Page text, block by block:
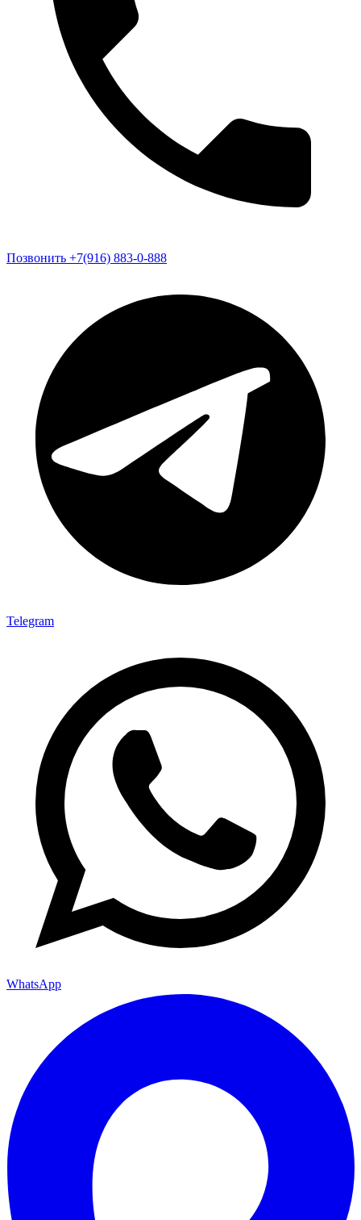
Позвонить +7(916) 883-0-888
Telegram
WhatsApp